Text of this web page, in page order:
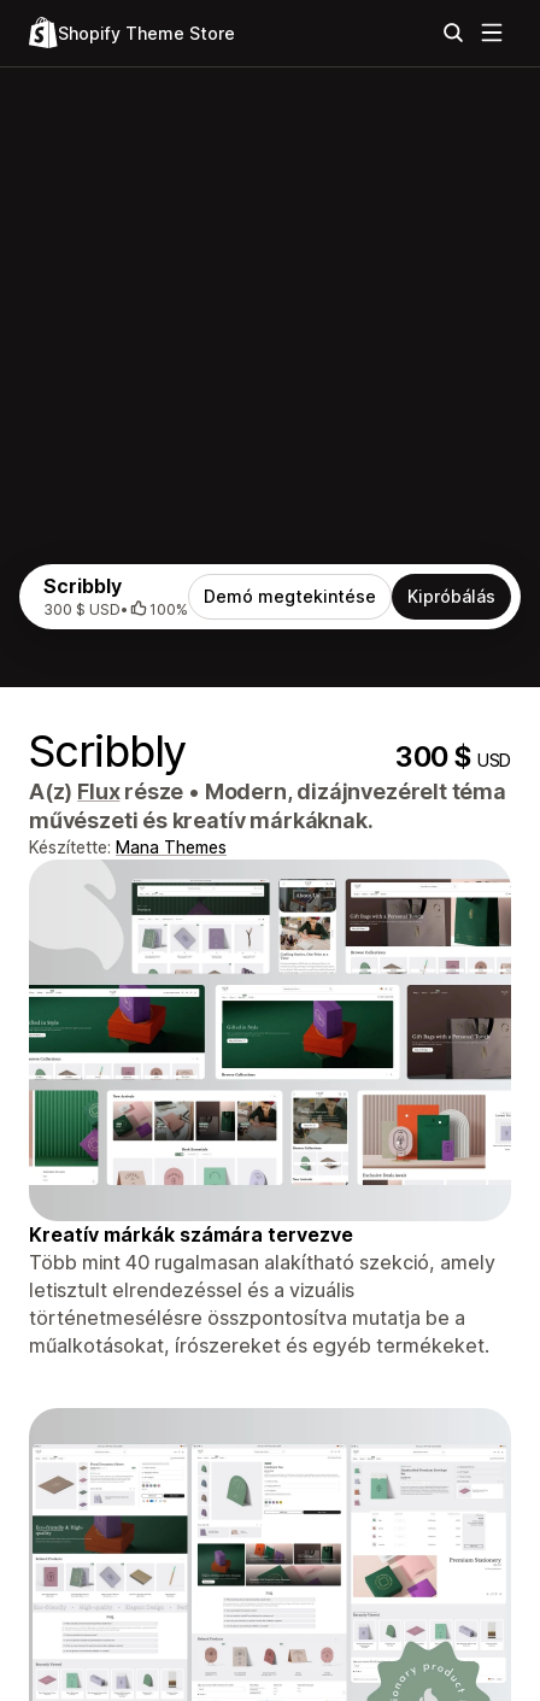
Shopify Theme Store
Scribbly
300 $ USD• 100%
Demó megtekintése Kipróbálás
Scribbly 300 $USD
A(z) Fluxrésze • Modern, dizájnvezérelt téma
művészeti és kreatív márkáknak.
Készítette: Mana Themes
Kreatív márkák számára tervezve
Több mint 40 rugalmasan alakítható szekció, amely
letisztult elrendezéssel és a vizuális
történetmesélésre összpontosítva mutatja be a
műalkotásokat, írószereket és egyéb termékeket.